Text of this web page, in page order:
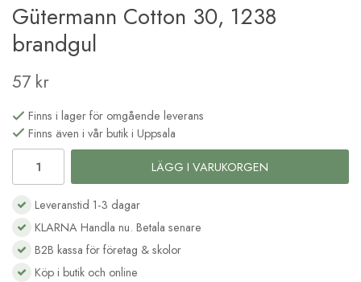
Gütermann Cotton 30, 1238
brandgul
57 kr
Finns i lager för omgående leverans
Finns även i vår butik i Uppsala
LÄGG I VARUKORGEN
Leveranstid 1-3 dagar
KLARNA Handla nu. Betala senare
B2B kassa för företag & skolor
Köp i butik och online